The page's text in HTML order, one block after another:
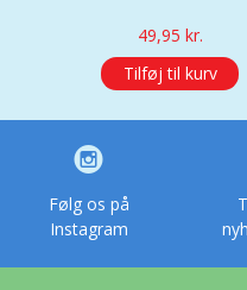
49,95 kr.
Tilføj til kurv
Følg os på
Instagram